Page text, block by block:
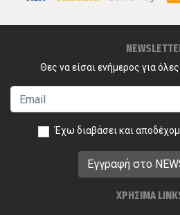
Θες να είσαι ενήμερος για
Έχω διαβάσει και
ΧΡΗΣΙΜΑ